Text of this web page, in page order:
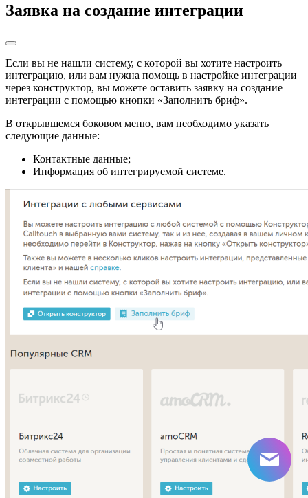
Заявка на создание интеграции
Если вы не нашли систему, с которой вы хотите настроить
интеграцию, или вам нужна помощь в настройке интеграции
через конструктор, вы можете оставить заявку на создание
интеграции с помощью кнопки «Заполнить бриф».
В открывшемся боковом меню, вам необходимо указать
следующие данные:
Контактные данные;
Информация об интегрируемой системе.